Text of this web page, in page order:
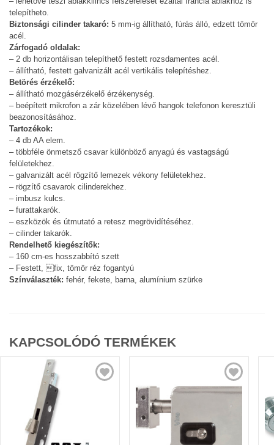
telepítheto.
Biztonsági cilinder takaró: 5 mm-ig állítható, fúrás álló, edzett tömör
acél.
Zárfogadó oldalak:
– 2 db horizontálisan telepíthető festett rozsdamentes acél.
– állítható, festett galvanizált acél vertikális telepítéshez.
Betörés érzékelő:
– állítható mozgásérzékelő érzékenység.
– beépített mikrofon a zár közelében lévő hangok telefonon keresztüli
beazonosításához.
Tartozékok:
– 4 db AA elem.
– többféle önmetsző csavar különböző anyagú és vastagságú
felületekhez.
– galvanizált acél rögzítő lemezek vékony felületekhez.
– rögzítő csavarok cilinderekhez.
– imbusz kulcs.
– furattakarók.
– eszközök és útmutató a retesz megrövidítéséhez.
– cilinder takarók.
Rendelhető kiegészítők:
– 160 cm-es hosszabbító szett
– Festett, fix, tömör réz fogantyú
Színválaszték: fehér, fekete, barna, alumínium szürke
KAPCSOLÓDÓ TERMÉKEK